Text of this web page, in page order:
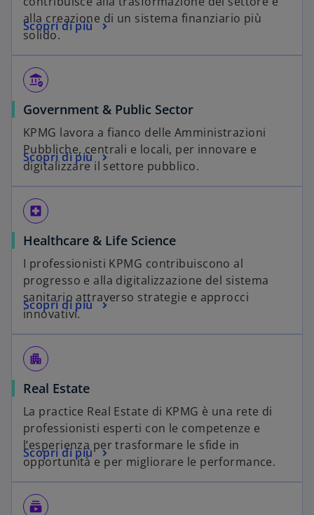
alla creazione di un sistema finanziario più
solido.
Scopri di più
assured_workload
Government & Public Sector
KPMG lavora a fianco delle Amministrazioni
Pubbliche, centrali e locali, per innovare e
digitalizzare il settore pubblico.
Scopri di più
local_hospital
Healthcare & Life Science
I professionisti KPMG contribuiscono al
progresso e alla digitalizzazione del sistema
sanitario attraverso strategie e approcci
innovativi.
Scopri di più
apartment
Real Estate
La practice Real Estate di KPMG è una rete di
professionisti esperti con le competenze e
l’esperienza per trasformare le sfide in
opportunità e per migliorare le performance.
Scopri di più
subscriptions